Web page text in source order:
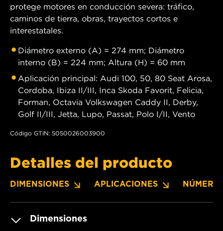
protege motores en conducción severa: tráfico,
caminos de tierra, obras, trayectos cortos e
interestatales.
Diámetro externo (A) = 274 mm; Diámetro
interno (B) = 224 mm; Altura (H) = 60 mm
Aplicación principal: Audi 100, 50, 80 Seat Arosa,
Cordoba, Ibiza II/III, Inca Skoda Favorit, Felicia,
Forman, Octavia Volkswagen Caddy II, Derby,
Golf II/III, Jetta, Lupo, Passat, Polo I/II, Vento
Código GTIN: 5050026003900
Detalles del producto
DIMENSIONES APLICACIONES
Dimensiones